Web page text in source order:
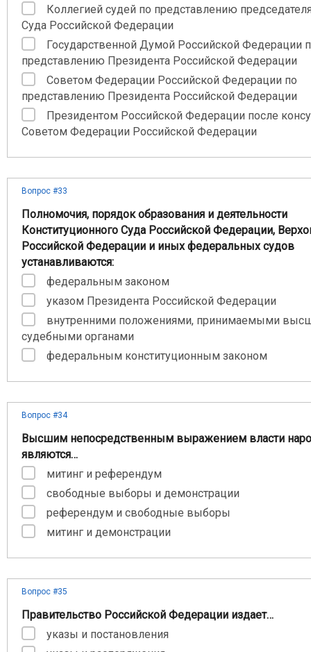
Коллегией судей по представлению
Суда Российской Федерации
Государственной Думой Российской Федерации
представлению Президента Российской Федерации
Советом Федерации Российской Федерации по
представлению Президента Российской Федерации
Президентом Российской Федерации после
Советом Федерации Российской Федерации
Вопрос #33
Полномочия, порядок образования и деятельности
Конституционного Суда Российской Федерации,
Российской Федерации и иных федеральных судов
устанавливаются:
федеральным законом
указом Президента Российской Федерации
внутренними положениями, принимаемыми
судебными органами
федеральным конституционным законом
Вопрос #34
Высшим непосредственным выражением власти
являются…
митинг и референдум
свободные выборы и демонстрации
референдум и свободные выборы
митинг и демонстрации
Вопрос #35
Правительство Российской Федерации издает…
указы и постановления